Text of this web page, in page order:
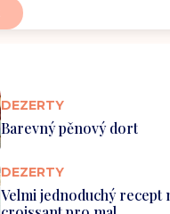
DEZERTY
Barevný pěnový dort
DEZERTY
Velmi jednoduchý recept